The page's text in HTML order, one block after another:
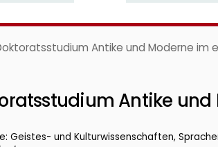
Antike und Moderne im
Antike
Geistes- und Kulturwissenschaften,